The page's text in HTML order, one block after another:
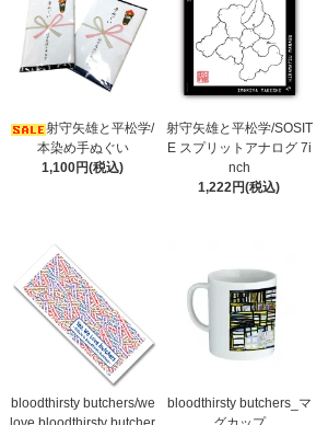
射守矢雄と平松学/
本染め手ぬぐい
1,100円(税込)
射守矢雄と平松学/SOSIT
E スプリットアナログ 7i
nch
1,222円(税込)
bloodthirsty butchers/we
bloodthirsty butchers_マ